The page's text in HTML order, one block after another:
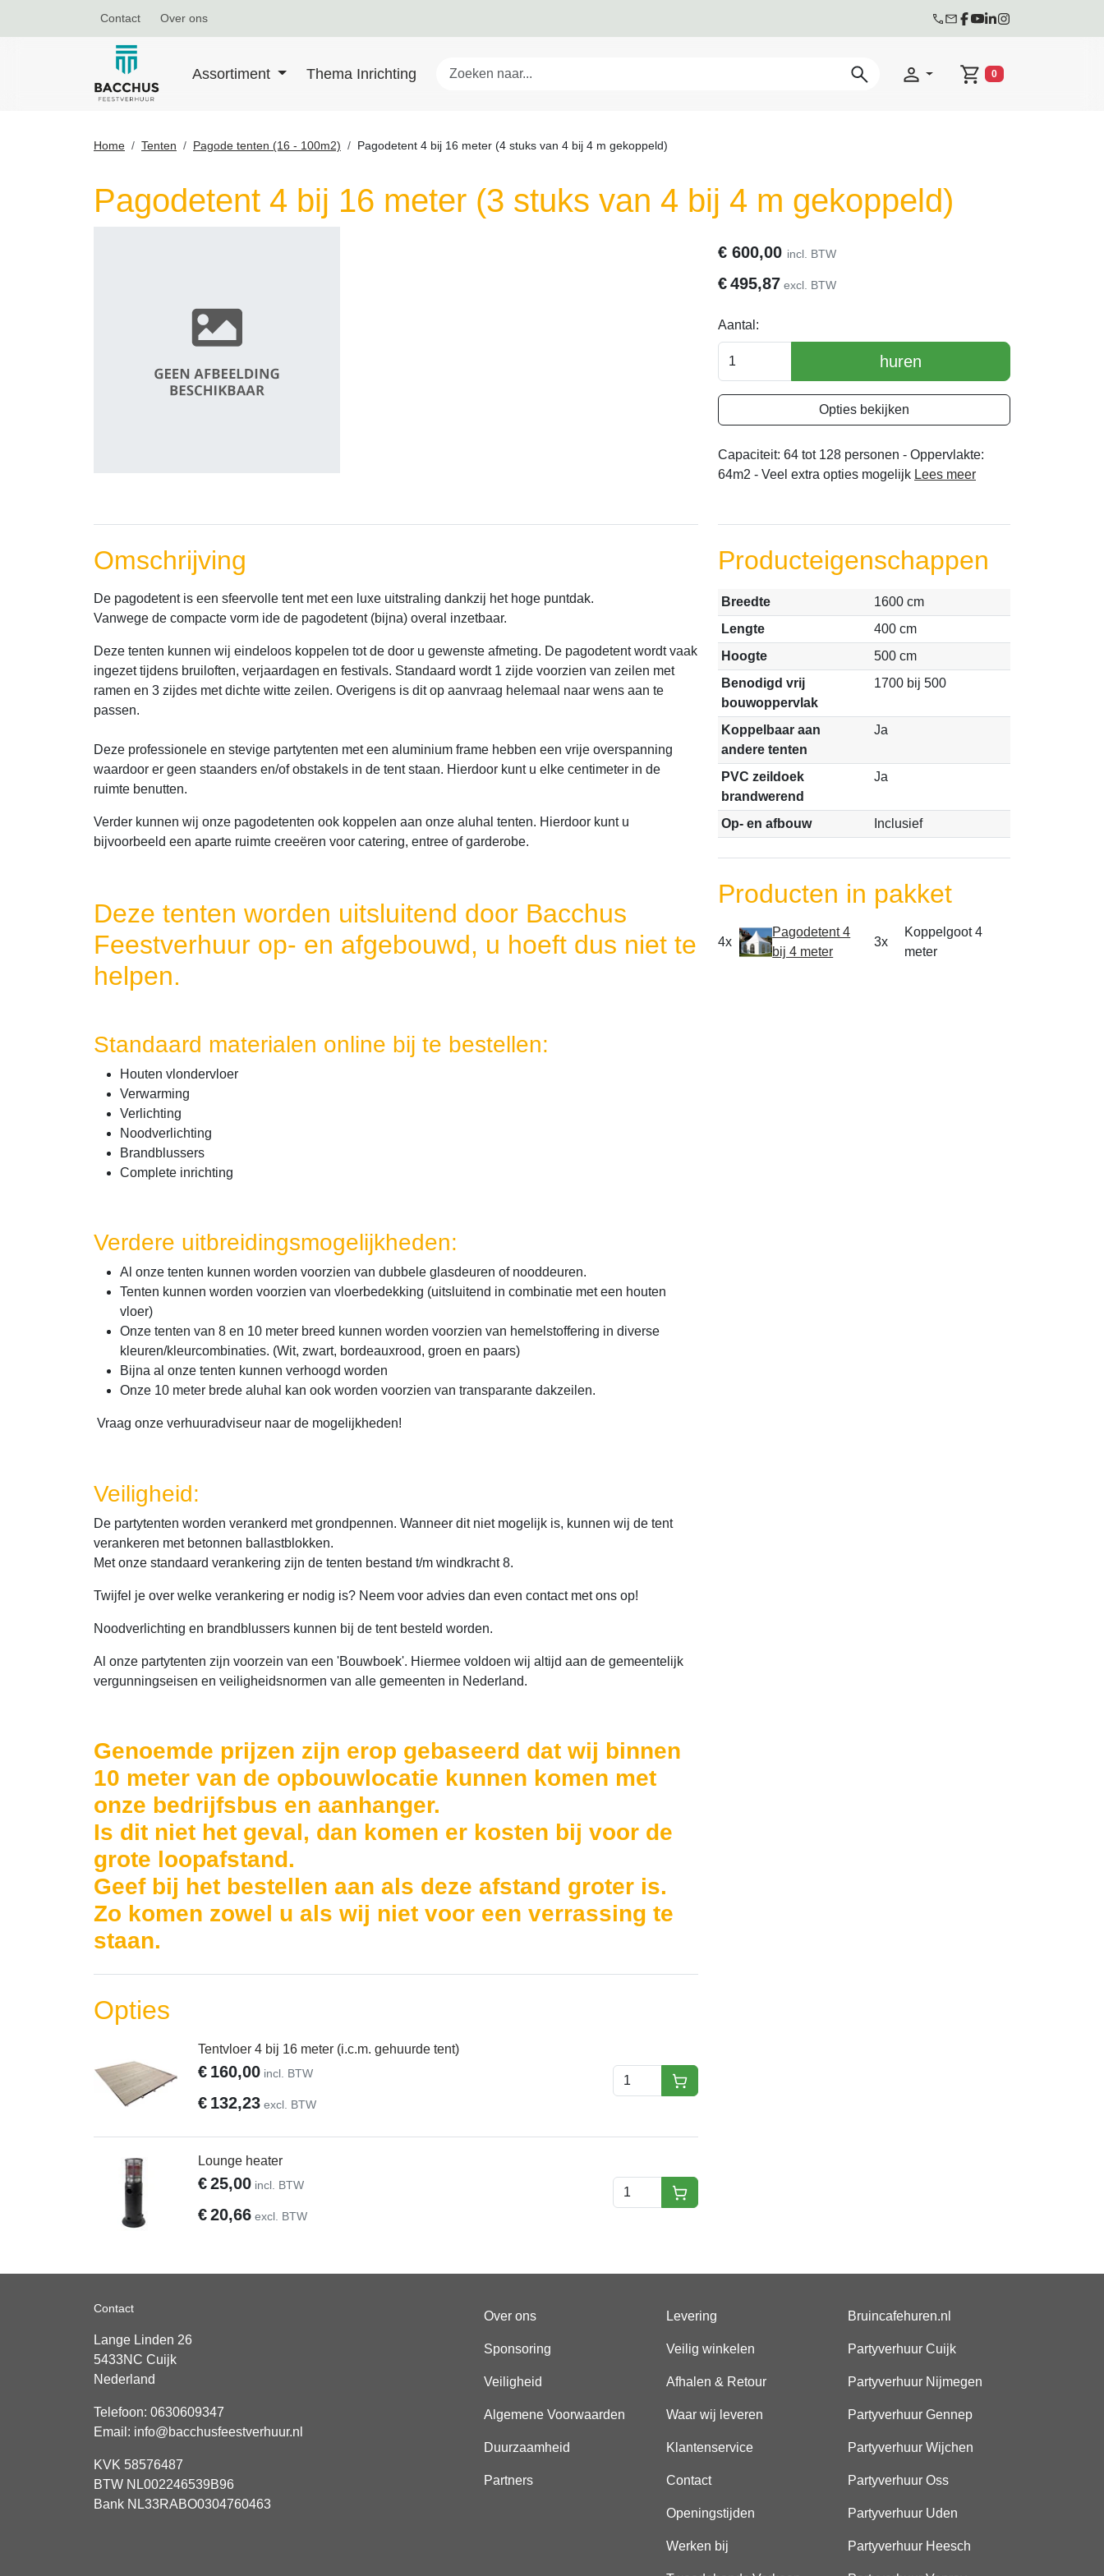
Contact Over ons
Assortiment Thema Inrichting
Winkelwagen
0
Home Tenten Pagode tenten (16 - 100m2) Pagodetent 4 bij 16 meter (4 stuks van 4 bij 4 m gekoppeld)
Pagodetent 4 bij 16 meter (3 stuks van 4 bij 4 m gekoppeld)
€ 600,00 incl. BTW
€495,87 excl. BTW
Aantal:
huren
Opties bekijken
Capaciteit: 64 tot 128 personen - Oppervlakte:
64m2 - Veel extra opties mogelijk Lees meer
Omschrijving
De pagodetent is een sfeervolle tent met een luxe uitstraling dankzij het hoge puntdak.
Vanwege de compacte vorm ide de pagodetent (bijna) overal inzetbaar.
Deze tenten kunnen wij eindeloos koppelen tot de door u gewenste afmeting. De pagodetent wordt vaak
ingezet tijdens bruiloften, verjaardagen en festivals. Standaard wordt 1 zijde voorzien van zeilen met
ramen en 3 zijdes met dichte witte zeilen. Overigens is dit op aanvraag helemaal naar wens aan te
passen.
Deze professionele en stevige partytenten met een aluminium frame hebben een vrije overspanning
waardoor er geen staanders en/of obstakels in de tent staan. Hierdoor kunt u elke centimeter in de
ruimte benutten.
Verder kunnen wij onze pagodetenten ook koppelen aan onze aluhal tenten. Hierdoor kunt u
bijvoorbeeld een aparte ruimte creeëren voor catering, entree of garderobe.
Deze tenten worden uitsluitend door Bacchus
Feestverhuur op- en afgebouwd, u hoeft dus niet te
helpen.
Standaard materialen online bij te bestellen:
Houten vlondervloer
Verwarming
Verlichting
Noodverlichting
Brandblussers
Complete inrichting
Verdere uitbreidingsmogelijkheden:
Al onze tenten kunnen worden voorzien van dubbele glasdeuren of nooddeuren.
Tenten kunnen worden voorzien van vloerbedekking (uitsluitend in combinatie met een houten
vloer)
Onze tenten van 8 en 10 meter breed kunnen worden voorzien van hemelstoffering in diverse
kleuren/kleurcombinaties. (Wit, zwart, bordeauxrood, groen en paars)
Bijna al onze tenten kunnen verhoogd worden
Onze 10 meter brede aluhal kan ook worden voorzien van transparante dakzeilen.
Vraag onze verhuuradviseur naar de mogelijkheden!
Veiligheid:
De partytenten worden verankerd met grondpennen. Wanneer dit niet mogelijk is, kunnen wij de tent
verankeren met betonnen ballastblokken.
Met onze standaard verankering zijn de tenten bestand t/m windkracht 8.
Twijfel je over welke verankering er nodig is? Neem voor advies dan even contact met ons op!
Noodverlichting en brandblussers kunnen bij de tent besteld worden.
Al onze partytenten zijn voorzein van een 'Bouwboek'. Hiermee voldoen wij altijd aan de gemeentelijk
vergunningseisen en veiligheidsnormen van alle gemeenten in Nederland.
Genoemde prijzen zijn erop gebaseerd dat wij binnen
10 meter van de opbouwlocatie kunnen komen met
onze bedrijfsbus en aanhanger.
Is dit niet het geval, dan komen er kosten bij voor de
grote loopafstand.
Geef bij het bestellen aan als deze afstand groter is.
Zo komen zowel u als wij niet voor een verrassing te
staan.
Opties
Tentvloer 4 bij 16 meter (i.c.m. gehuurde tent)
€ 160,00 incl. BTW
€ 132,23 excl. BTW
huren
Lounge heater
€25,00 incl. BTW
€20,66 excl. BTW
huren
Producteigenschappen
Breedte
1600 cm
Lengte
400 cm
Hoogte
500 cm
Benodigd vrij
bouwoppervlak
1700 bij 500
Koppelbaar aan
andere tenten
Ja
PVC zeildoek
brandwerend
Ja
Op- en afbouw Inclusief
Producten in pakket
4x
Pagodetent 4
bij 4 meter
3x
Koppelgoot 4
meter
Contact
Lange Linden 26
5433NC Cuijk
Nederland
Telefoon: 0630609347
Email: info@bacchusfeestverhuur.nl
KVK 58576487
BTW NL002246539B96
Bank NL33RABO0304760463
Over ons
Sponsoring
Veiligheid
Algemene Voorwaarden
Duurzaamheid
Partners
Levering
Veilig winkelen
Afhalen & Retour
Waar wij leveren
Klantenservice
Contact
Openingstijden
Werken bij
Bruincafehuren.nl
Partyverhuur Cuijk
Partyverhuur Nijmegen
Partyverhuur Gennep
Partyverhuur Wijchen
Partyverhuur Oss
Partyverhuur Uden
Partyverhuur Heesch